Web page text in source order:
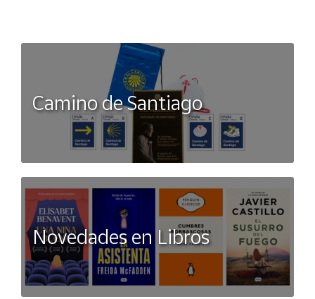
Camino de Santiago
Novedades en Libros